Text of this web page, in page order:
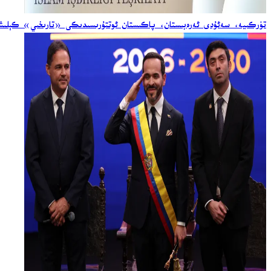
تۈركىيە، سەئۇدى ئەرەبىستان، پاكىستان ئوتتۇرىسىدىكى «تارىخىي»